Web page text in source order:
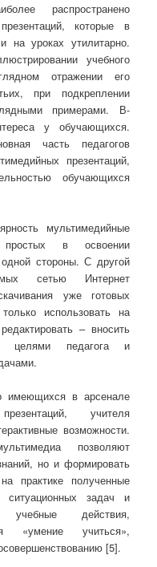
распространено
которые в
на уроках утилитарно.
учебного
отражении его
при подкреплении
примерами. В-
у обучающихся.
часть педагогов
презентаций,
обучающихся
мультимедийные
простых в освоении
стороны. С другой
сетью Интернет
уже готовых
использовать на
– вносить
целями педагога и
имеющихся в арсенале
учителя
возможности.
позволяют
но и формировать
практике полученные
задач и
учебные действия,
«умение учиться»,
[5].